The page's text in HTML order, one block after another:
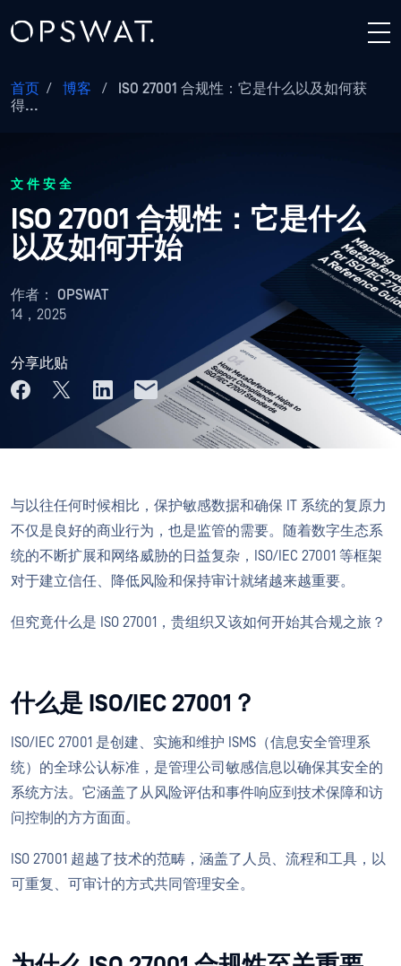
首页 / 博客 /
ISO 27001 合规性：它是什么以及如何获
得...
文件安全
ISO 27001 合规性：它是什么
以及如何开始
作者： OPSWAT
14，2025
分享此贴
与以往任何时候相比，保护敏感数据和确保 IT 系统的复原力
不仅是良好的商业行为，也是监管的需要。随着数字生态系
统的不断扩展和网络威胁的日益复杂，ISO/IEC 27001 等框架
对于建立信任、降低风险和保持审计就绪越来越重要。
但究竟什么是 ISO 27001，贵组织又该如何开始其合规之旅？
什么是 ISO/IEC 27001？
ISO/IEC 27001 是创建、实施和维护 ISMS（信息安全管理系
统）的全球公认标准，是管理公司敏感信息以确保其安全的
系统方法。它涵盖了从风险评估和事件响应到技术保障和访
问控制的方方面面。
ISO 27001 超越了技术的范畴，涵盖了人员、流程和工具，以
可重复、可审计的方式共同管理安全。